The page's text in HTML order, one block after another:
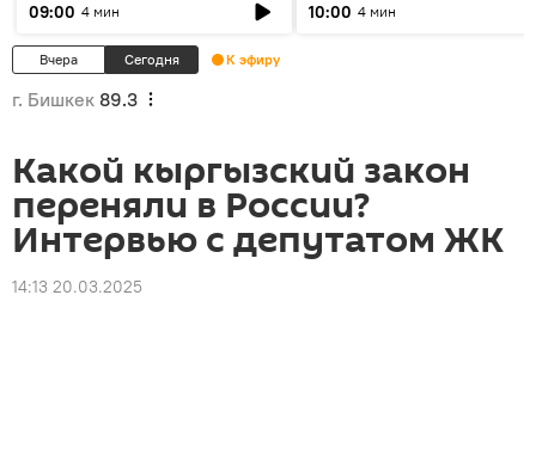
09:00 4 мин
10:00 4 мин
Вчера Сегодня К эфиру
г. Бишкек 89.3
Какой кыргызский закон
переняли в России?
Интервью с депутатом ЖК
14:13 20.03.2025